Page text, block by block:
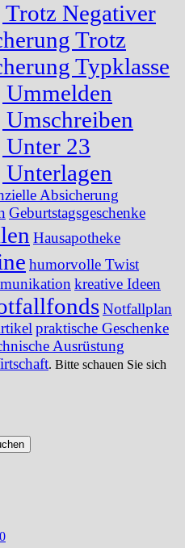
Negativer
Trotz
Typklasse
23
Absicherung
Geburtstagsgeschenke
Hausapotheke
humorvolle Twist
kreative Ideen
Notfallplan
praktische Geschenke
Ausrüstung
. Bitte schauen Sie sich